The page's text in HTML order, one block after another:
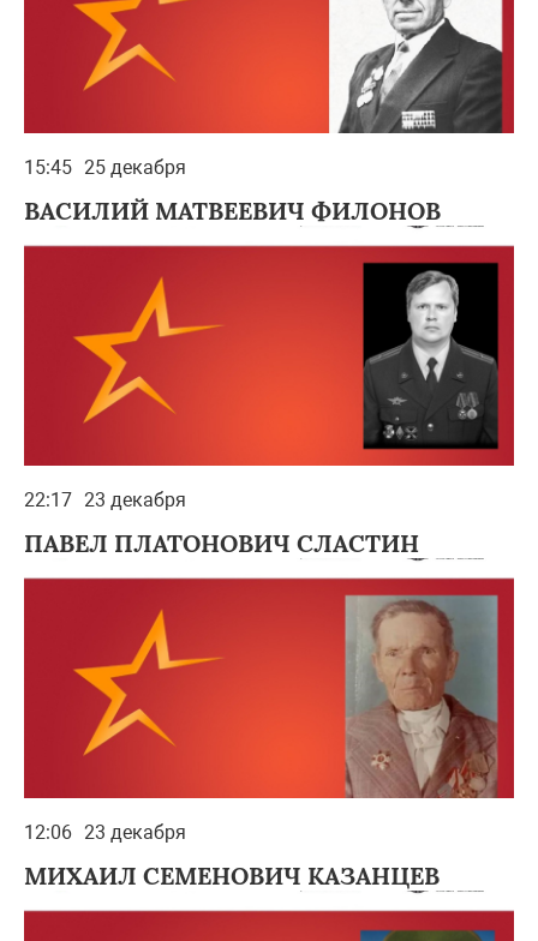
15:45 25 декабря
ВАСИЛИЙ МАТВЕЕВИЧ ФИЛОНОВ
22:17 23 декабря
ПАВЕЛ ПЛАТОНОВИЧ СЛАСТИН
12:06 23 декабря
МИХАИЛ СЕМЕНОВИЧ КАЗАНЦЕВ